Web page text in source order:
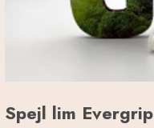
Spejl lim Evergrip